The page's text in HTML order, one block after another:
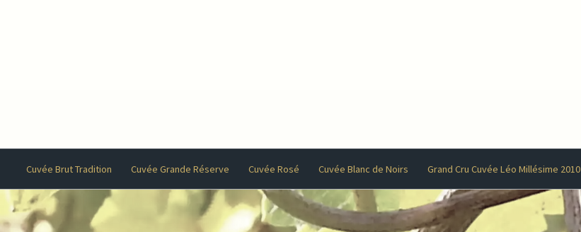
Cuvée Brut Tradition Cuvée Grande Réserve Cuvée Rosé Cuvée Blanc de Noirs Grand Cru Cuvée Léo Millésime 2010